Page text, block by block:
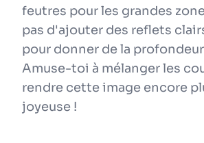
feutres pour les grandes
pas d'ajouter des reflets
pour donner de la
Amuse-toi à mélanger les
rendre cette image encore
joyeuse !